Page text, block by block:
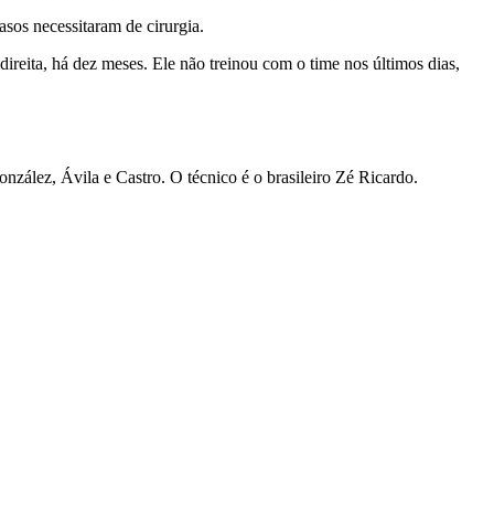
necessitaram de cirurgia.
há dez meses. Ele não treinou com o time nos últimos dias,
Ávila e Castro. O técnico é o brasileiro Zé Ricardo.